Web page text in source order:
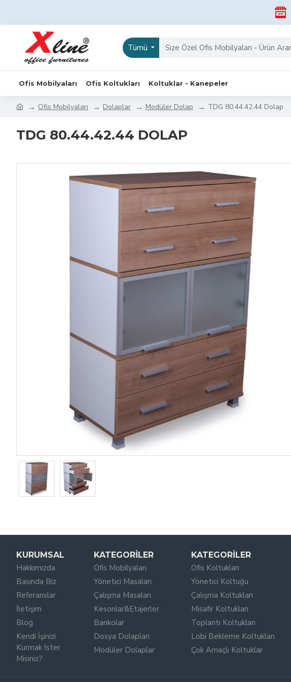
Tümü
Ofis Mobilyaları Ofis Koltukları Koltuklar - Kanepeler
Ofis Mobilyaları Dolaplar Modüler Dolap TDG 80.44.42.44 Dolap
TDG 80.44.42.44 DOLAP
KURUMSAL
Hakkımızda
Basında Biz
Referanslar
İletişim
Blog
Kendi İşinizi
Kurmak İster
Misiniz?
KATEGORILER
Ofis Mobilyaları
Yönetici Masaları
Çalışma Masaları
Kesonlar&Etajerler
Bankolar
Dosya Dolapları
Modüler Dolaplar
KATEGORILER
Ofis Koltukları
Yönetici Koltuğu
Çalışma Koltukları
Misafir Koltukları
Toplantı Koltukları
Lobi Bekleme Koltukları
Çok Amaçlı Koltuklar